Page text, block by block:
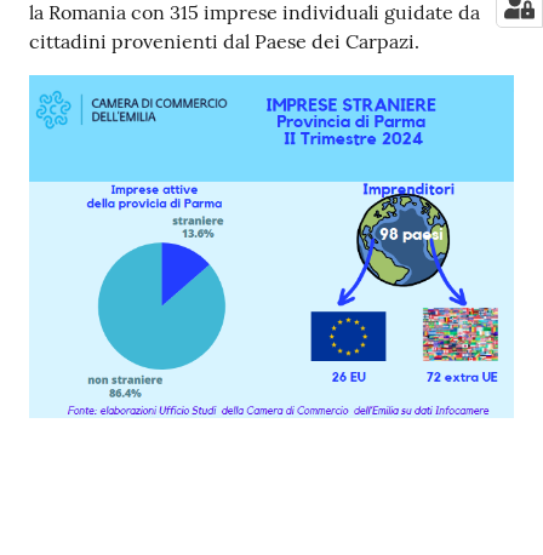
la Romania con 315 imprese individuali guidate da
cittadini provenienti dal Paese dei Carpazi.